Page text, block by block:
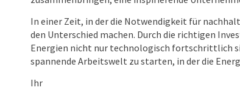
In einer Zeit, in der die Notwendigkeit für
den Unterschied machen. Durch die richtigen
Energien nicht nur technologisch fortschrittlich
spannende Arbeitswelt zu starten, in der die
Ihr